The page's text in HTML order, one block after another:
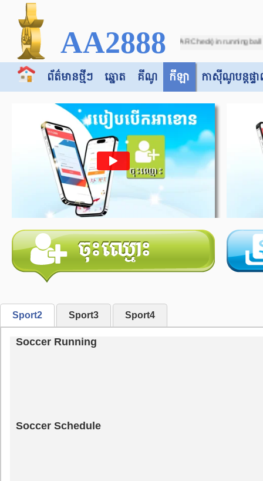
AA2888
- Due to incorrect score (VAR Check) in running ball on match between
ព័ត៌មានថ្មីៗ ឆ្នោត គីណូ កីឡា កាស៊ី​​ណូបន្តផ្ទ
Sport2 Sport3 Sport4